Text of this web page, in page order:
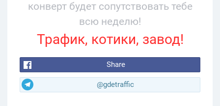
конверт будет сопутствовать тебе
всю неделю!
Трафик, котики, завод!
Share
@gdetraffic